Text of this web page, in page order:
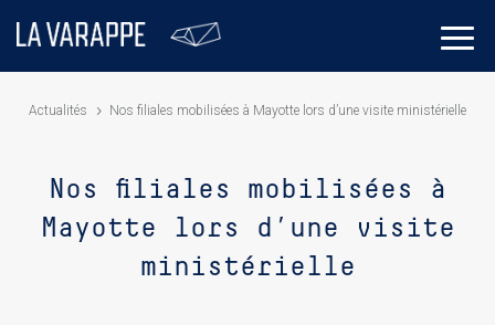
Actualités Nos filiales mobilisées à Mayotte lors d’une visite ministérielle
Nos filiales mobilisées à
Mayotte lors d’une visite
ministérielle